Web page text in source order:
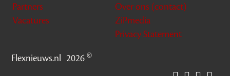
Partners
Vacatures
Over ons (contact)
ZiPmedia
Privacy Statement
Flexnieuws.nl 2026©